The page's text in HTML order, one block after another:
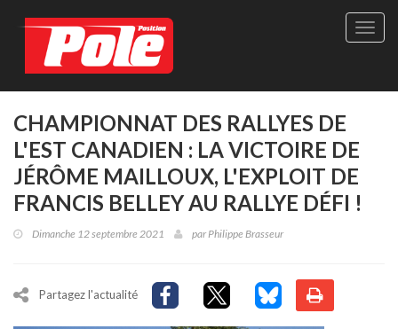
Site
CHAMPIONNAT DES RALLYES DE
L'EST CANADIEN : LA VICTOIRE DE
JÉRÔME MAILLOUX, L'EXPLOIT DE
FRANCIS BELLEY AU RALLYE DÉFI !
Dimanche 12 septembre 2021 parPhilippe Brasseur
Partagez l'actualité